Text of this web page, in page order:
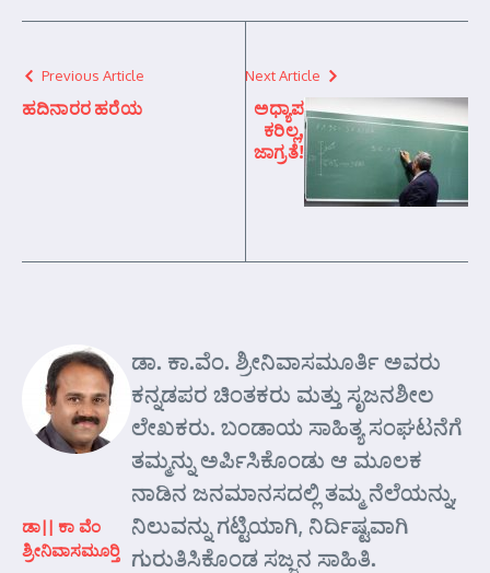
Previous Article
ಹದಿನಾರರ ಹರೆಯ
Next Article
ಅಧ್ಯಾಪ
ಕರಿಲ್ಲ,
ಜಾಗ್ರತೆ!
ಡಾ|| ಕಾ ವೆಂ
ಶ್ರೀನಿವಾಸಮೂರ್‍ತಿ
ಡಾ. ಕಾ.ವೆಂ. ಶ್ರೀನಿವಾಸಮೂರ್ತಿ ಅವರು
ಕನ್ನಡಪರ ಚಿಂತಕರು ಮತ್ತು ಸೃಜನಶೀಲ
ಲೇಖಕರು. ಬಂಡಾಯ ಸಾಹಿತ್ಯ ಸಂಘಟನೆಗೆ
ತಮ್ಮನ್ನು ಅರ್ಪಿಸಿಕೊಂಡು ಆ ಮೂಲಕ
ನಾಡಿನ ಜನಮಾನಸದಲ್ಲಿ ತಮ್ಮ ನೆಲೆಯನ್ನು,
ನಿಲುವನ್ನು ಗಟ್ಟಿಯಾಗಿ, ನಿರ್ದಿಷ್ಟವಾಗಿ
ಗುರುತಿಸಿಕೊಂಡ ಸಜ್ಜನ ಸಾಹಿತಿ.